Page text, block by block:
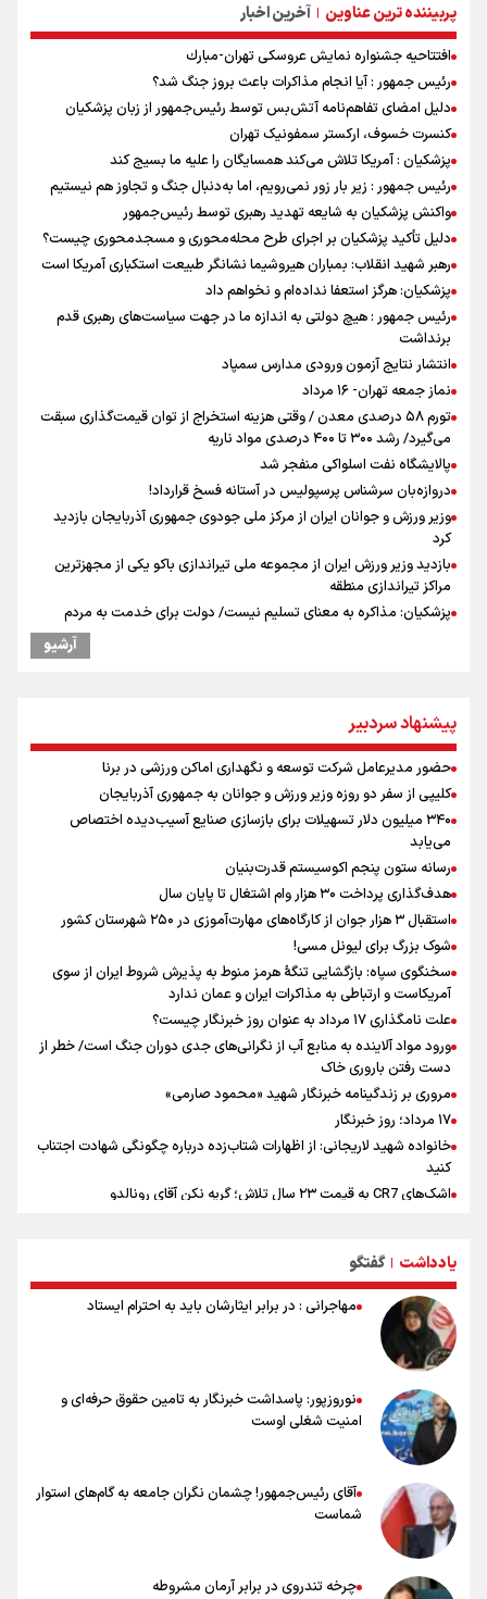
پربیننده ترین عناوین | آخرین اخبار
افتتاحیه جشنواره نمايش عروسكى تهران-مبارك
رئیس جمهور : آیا انجام مذاکرات باعث بروز جنگ شد؟
دلیل امضای تفاهم‌نامه آتش‌بس توسط رئیس‌جمهور از زبان پزشکیان
کنسرت خسوف، ارکستر سمفونیک تهران
پزشکیان : آمریکا تلاش می‌کند همسایگان را علیه ما بسیج کند
رئیس جمهور : زیر بار زور نمی‌رویم، اما به‌دنبال جنگ و تجاوز هم نیستیم
واکنش پزشکیان به شایعه تهدید رهبری توسط رئیس‌جمهور
دلیل تأکید پزشکیان بر اجرای طرح محله‌محوری و مسجدمحوری چیست؟
رهبر شهید انقلاب: بمباران هیروشیما نشانگر طبیعت استکباری آمریکا است
پزشکیان: هرگز استعفا نداده‌ام و نخواهم داد
رئیس جمهور : هیچ دولتی به اندازه ما در جهت سیاست‌های رهبری قدم
برنداشت
انتشار نتایج آزمون ورودی مدارس سمپاد
نماز جمعه تهران- ۱۶ مرداد
تورم ۵۸ درصدی معدن / وقتی هزینه استخراج از توان قیمت‌گذاری سبقت
می‌گیرد/ رشد ۳۰۰ تا ۴۰۰ درصدی مواد ناریه
پالایشگاه نفت اسلواکی منفجر شد
دروازه‌بان سرشناس پرسپولیس در آستانه فسخ قرارداد!
وزیر ورزش و جوانان ایران از مرکز ملی جودوی جمهوری آذربایجان بازدید
کرد
بازدید وزیر ورزش ایران از مجموعه ملی تیراندازی باکو یکی از مجهزترین
مراکز تیراندازی منطقه
پزشکیان: مذاکره به معنای تسلیم نیست/ دولت برای خدمت به مردم
خواهد ایستاد/ هیچ اختلافی میان دولت و نیروهای مسلح وجود ندارد
پیش بینی نرخ ارز، طلا و سکه شنبه ۱۷مرداد/ طلا و دلار در آستانه یک تغییر
افزایش شمار شهدای لبنان به چهار هزار و ۳۳۵ شهید
دبیرکل گردان‌های سیدالشهدا عراق: پاسخ به تجاوزهای عربستان همچنان
در دستور کار است
یوسفی: جای بخیه سرم یادگار یک سانحه است، نه دعوا!/ انتظار داشتیم تیم
ملی از گروهش صعود کند + فیلم
رونمایی از شماره پیراهن جدید بازیکنان استقلال
آرشیو
پیشنهاد سردبیر
حضور مدیرعامل شرکت توسعه و نگهداری اماکن ورزشی در برنا
کلیپی از سفر دو روزه وزیر ورزش و جوانان به جمهوری آذربایجان
۳۴۰ میلیون دلار تسهیلات برای بازسازی صنایع آسیب‌دیده اختصاص
می‌یابد
رسانه ستون پنجم اکوسیستم قدرت‌بنیان
هدف‌گذاری پرداخت ۳۰ هزار وام اشتغال تا پایان سال
استقبال ۳ هزار جوان از کارگاه‌های مهارت‌آموزی در ۲۵۰ شهرستان کشور
شوک بزرگ برای لیونل مسی!
سخنگوی سپاه: بازگشایی تنگۀ هرمز منوط به پذیرش شروط ایران از سوی
آمریکاست و ارتباطی به مذاکرات ایران و عمان ندارد
علت نامگذاری ۱۷ مرداد به عنوان روز خبرنگار چیست؟
ورود مواد آلاینده به منابع آب از نگرانی‌های جدی دوران جنگ است/ خطر از
دست رفتن باروری خاک
مروری بر زندگینامه خبرنگار شهید «محمود صارمی»
۱۷ مرداد؛ روز خبرنگار
خانواده شهید لاریجانی: از اظهارات شتاب‌زده درباره چگونگی شهادت اجتناب
کنید
اشک‌های CR7 به قیمت ۲۳ سال تلاش؛ گریه نکن آقای رونالدو
تلاش مدام برای زنده نگه داشتن هنر ایرانی
نصرتی: پاسخ بیرانوند سنخیتی با صحبت‌های علی دایی نداشت/
ملی‌پوشان نباید از خودشان تعریف کنند!
خلعتبری: جای دو سه نفر در جام جهانی خالی بود/ تیم ملی نیاز به تغییر
نسل دارد/ دوست دارم آرژانتین قهرمان شود
شاهرخی: اندازه داشته‌هایمان از بازار جام جهانی برداشت کردیم/ دودستی
سرنوشت صعود را به تیم‌های دیگر سپردیم
عالمی: جام جهانی از مرحله حذفی جان گرفت/ درباره شیوه بازی تیم ملی
نقد وجود دارد
یادداشت | گفتگو
مهاجرانی : در برابر ایثارشان باید به احترام ایستاد
نوروزپور: پاسداشت خبرنگار به تامین حقوق حرفه‌ای و
امنیت شغلی اوست
آقای رئیس‌جمهور! چشمان نگران جامعه به گام‌های استوار
شماست
چرخه تندروی در برابر آرمان مشروطه